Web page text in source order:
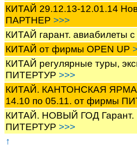
КИТАЙ 29.12.13-12.01.14
ПАРТНЕР >>>
КИТАЙ гарант.
КИТАЙ от фирмы OPEN UP
КИТАЙ регулярные туры,
ПИТЕРТУР >>>
КИТАЙ. КАНТОНСКАЯ
14.10 по 05.11. от фирмы
КИТАЙ. НОВЫЙ ГОД Гарант.
ПИТЕРТУР >>>
↑